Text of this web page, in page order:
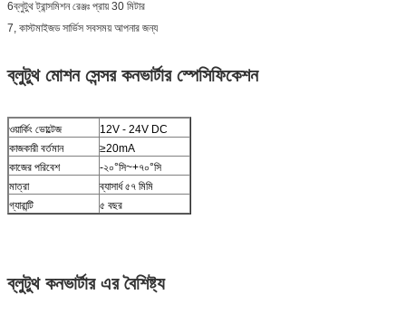
6ব্লুটুথ ট্রান্সমিশন রেঞ্জঃ প্রায় 30 মিটার
7, কাস্টমাইজড সার্ভিস সবসময় আপনার জন্য
ব্লুটুথ মোশন সেন্সর কনভার্টার স্পেসিফিকেশন
ওয়ার্কিং ভোল্টেজ
12V - 24V DC
কাজকারী বর্তমান
≥20mA
কাজের পরিবেশ
-২০°সি~+৭০°সি
মাত্রা
ব্যাসার্ধ ৫৭ মিমি
গ্যারান্টি
৫ বছর
ব্লুটুথ কনভার্টার এর বৈশিষ্ট্য